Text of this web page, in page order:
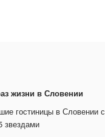
жизни в Словении
гостиницы в Словении с
звездами